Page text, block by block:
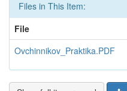
Files in This Item:
File
Ovchinnikov_Praktika.PDF